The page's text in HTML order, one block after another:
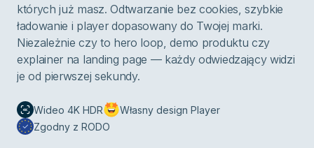
których już masz. Odtwarzanie bez cookies, szybkie
ładowanie i player dopasowany do Twojej marki.
Niezależnie czy to hero loop, demo produktu czy
explainer na landing page — każdy odwiedzający widzi
je od pierwszej sekundy.
Wideo 4K HDR
Własny design Player
Zgodny z RODO